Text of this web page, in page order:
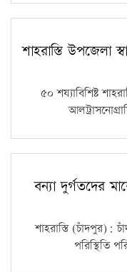
শাহরাস্তি উপজেলা
৫০ শয্যাবিশিষ্ট
বন্যা দুর্গতদের
শাহরাস্তি (চাঁদপুর):
পরিস্থিতি